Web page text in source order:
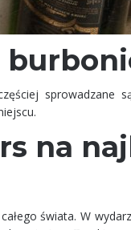
sprowadzane
na
świata. W